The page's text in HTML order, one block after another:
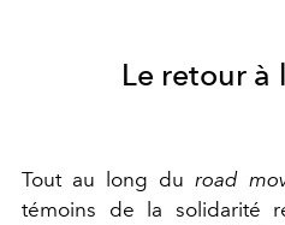
Le retour à
Tout au long du road
témoins de la solidarité